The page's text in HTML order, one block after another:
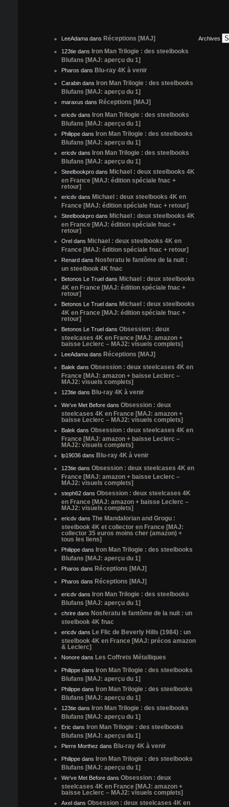
LeeAdama dans Réceptions [MAJ]
123tie dans Iron Man Trilogie : des steelbooks
Blufans [MAJ: aperçu du 1]
Pharos dans Blu-ray 4K à venir
Carabin dans Iron Man Trilogie : des steelbooks
Blufans [MAJ: aperçu du 1]
maraxus dans Réceptions [MAJ]
ericdv dans Iron Man Trilogie : des steelbooks
Blufans [MAJ: aperçu du 1]
Philippe dans Iron Man Trilogie : des steelbooks
Blufans [MAJ: aperçu du 1]
ericdv dans Iron Man Trilogie : des steelbooks
Blufans [MAJ: aperçu du 1]
Steelbookpro dans Michael : deux steelbooks 4K
en France [MAJ: édition spéciale fnac +
retour]
ericdv dans Michael : deux steelbooks 4K en
France [MAJ: édition spéciale fnac + retour]
Steelbookpro dans Michael : deux steelbooks 4K
en France [MAJ: édition spéciale fnac +
retour]
Orel dans Michael : deux steelbooks 4K en
France [MAJ: édition spéciale fnac + retour]
Renard dans Nosferatu le fantôme de la nuit :
un steelbook 4K fnac
Betonos Le Truel dans Michael : deux steelbooks
4K en France [MAJ: édition spéciale fnac +
retour]
Betonos Le Truel dans Michael : deux steelbooks
4K en France [MAJ: édition spéciale fnac +
retour]
Betonos Le Truel dans Obsession : deux
steelcases 4K en France [MAJ: amazon +
baisse Leclerc – MAJ2: visuels complets]
LeeAdama dans Réceptions [MAJ]
Balek dans Obsession : deux steelcases 4K en
France [MAJ: amazon + baisse Leclerc –
MAJ2: visuels complets]
123tie dans Blu-ray 4K à venir
We've Met Before dans Obsession : deux
steelcases 4K en France [MAJ: amazon +
baisse Leclerc – MAJ2: visuels complets]
Balek dans Obsession : deux steelcases 4K en
France [MAJ: amazon + baisse Leclerc –
MAJ2: visuels complets]
lp19036 dans Blu-ray 4K à venir
123tie dans Obsession : deux steelcases 4K en
France [MAJ: amazon + baisse Leclerc –
MAJ2: visuels complets]
steph62 dans Obsession : deux steelcases 4K
en France [MAJ: amazon + baisse Leclerc –
MAJ2: visuels complets]
ericdv dans The Mandalorian and Grogu :
steelbook 4K et collector en France [MAJ:
collector 35 euros moins cher (amazon) +
tous les liens]
Philippe dans Iron Man Trilogie : des steelbooks
Blufans [MAJ: aperçu du 1]
Pharos dans Réceptions [MAJ]
Pharos dans Réceptions [MAJ]
ericdv dans Iron Man Trilogie : des steelbooks
Blufans [MAJ: aperçu du 1]
chrire dans Nosferatu le fantôme de la nuit : un
steelbook 4K fnac
ericdv dans Le Flic de Beverly Hills (1984) : un
steelbook 4K en France [MAJ: précos amazon
& Leclerc]
Nonore dans Les Coffrets Métalliques
Philippe dans Iron Man Trilogie : des steelbooks
Blufans [MAJ: aperçu du 1]
Philippe dans Iron Man Trilogie : des steelbooks
Blufans [MAJ: aperçu du 1]
123tie dans Iron Man Trilogie : des steelbooks
Blufans [MAJ: aperçu du 1]
Eric dans Iron Man Trilogie : des steelbooks
Blufans [MAJ: aperçu du 1]
Pierre Morthez dans Blu-ray 4K à venir
Philippe dans Iron Man Trilogie : des steelbooks
Blufans [MAJ: aperçu du 1]
We've Met Before dans Obsession : deux
steelcases 4K en France [MAJ: amazon +
baisse Leclerc – MAJ2: visuels complets]
Axel dans Obsession : deux steelcases 4K en
Archives